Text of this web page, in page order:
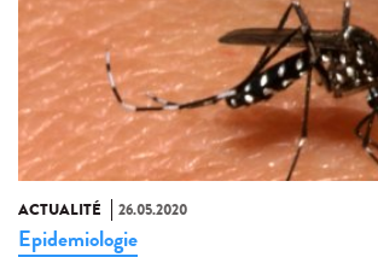
ACTUALITÉ 26.05.2020
Epidemiologie